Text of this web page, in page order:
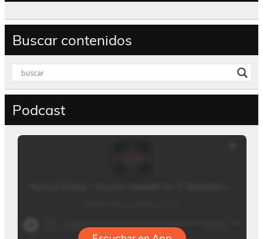
Buscar contenidos
Podcast